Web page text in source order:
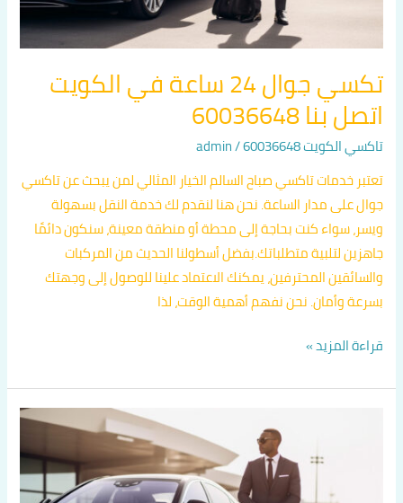
تكسي جوال 24 ساعة في الكويت
اتصل بنا 60036648
تاكسي الكويت 60036648 /
admin
تعتبر خدمات تاكسي صباح السالم الخيار المثالي لمن يبحث عن تاكسي
جوال على مدار الساعة. نحن هنا لنقدم لك خدمة النقل بسهولة
ويسر، سواء كنت بحاجة إلى محطة أو منطقة معينة، سنكون دائمًا
جاهزين لتلبية متطلباتك.بفضل أسطولنا الحديث من المركبات
والسائقين المحترفين، يمكنك الاعتماد علينا للوصول إلى وجهتك
بسرعة وأمان. نحن نفهم أهمية الوقت، لذا
قراءة المزيد »